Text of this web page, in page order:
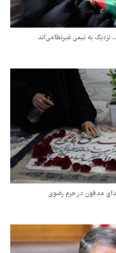
مدفون در حرم رضوی